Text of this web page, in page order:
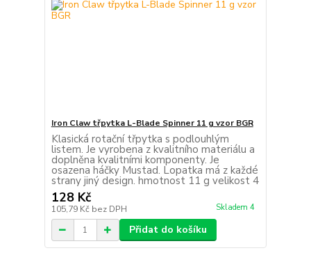
Iron Claw třpytka L-Blade Spinner 11 g vzor BGR
Klasická rotační třpytka s podlouhlým
listem. Je vyrobena z kvalitního materiálu a
doplněna kvalitními komponenty. Je
osazena háčky Mustad. Lopatka má z každé
strany jiný design. hmotnost 11 g velikost 4
128 Kč
105,79 Kč bez DPH Skladem 4
Přidat do košíku